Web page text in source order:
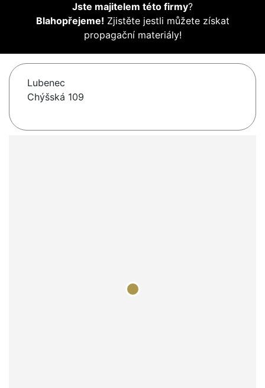
Jste majitelem této firmy?
Blahopřejeme! Zjistěte jestli můžete získat
propagační materiály!
Lubenec
Chýšská 109